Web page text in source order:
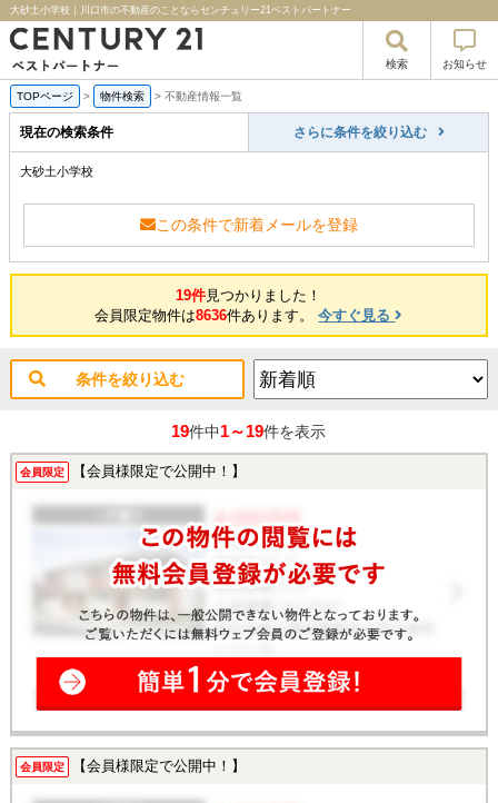
大砂土小学校｜川口市の不動産のことならセンチュリー21ベストパートナー
検索 お知らせ
TOPページ > 物件検索 > 不動産情報一覧
現在の検索条件 さらに条件を絞り込む
大砂土小学校
この条件で新着メールを登録
19件見つかりました！
会員限定物件は8636件あります。今すぐ見る
条件を絞り込む
19件中1～19件を表示
会員限定 【会員様限定で公開中！】
会員限定 【会員様限定で公開中！】